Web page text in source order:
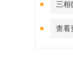
三相
查看